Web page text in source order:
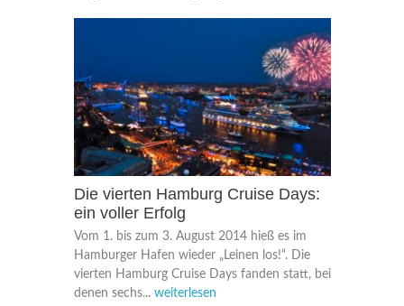
Die vierten Hamburg Cruise Days:
ein voller Erfolg
Vom 1. bis zum 3. August 2014 hieß es im
Hamburger Hafen wieder „Leinen los!“. Die
vierten Hamburg Cruise Days fanden statt, bei
denen sechs... weiterlesen